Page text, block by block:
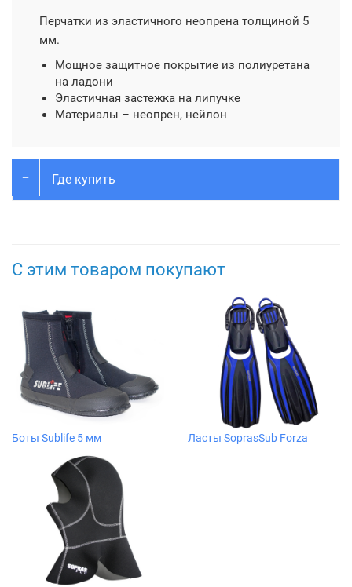
Перчатки из эластичного неопрена толщиной 5
мм.
Мощное защитное покрытие из полиуретана
на ладони
Эластичная застежка на липучке
Материалы – неопрен, нейлон
Где купить
С этим товаром покупают
Боты Sublife 5 мм Ласты SoprasSub Forza